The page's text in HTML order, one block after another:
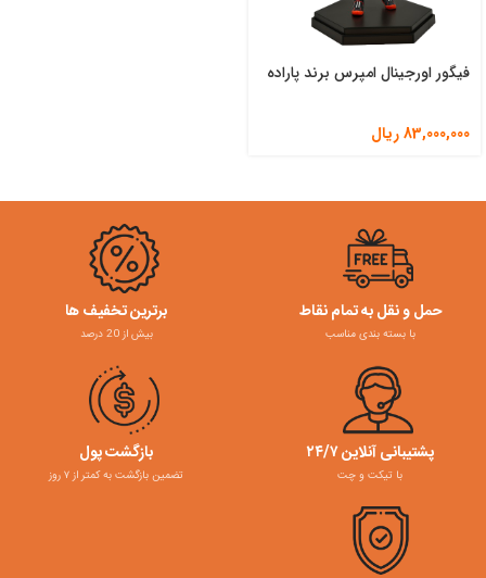
فیگور اورجینال امپرس برند پاراده
83,000,000ریال
حمل و نقل به تمام نقاط
با بسته بندی مناسب
برترین تخفیف ها
بیش از 20 درصد
پشتیبانی آنلاین ۲۴/۷
با تیکت و چت
بازگشت پول
تضمین بازگشت به کمتر از ۷ روز